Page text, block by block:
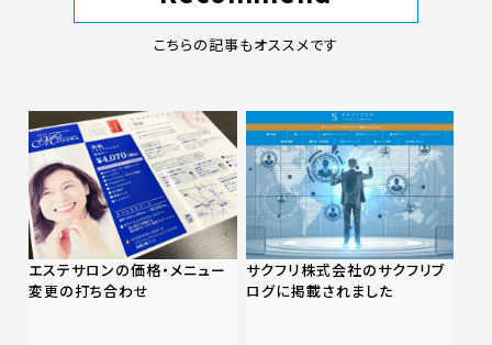
こちらの記事もオススメです
エステサロンの価格・メニュー
変更の打ち合わせ
サクフリ株式会社のサクフリブ
ログに掲載されました